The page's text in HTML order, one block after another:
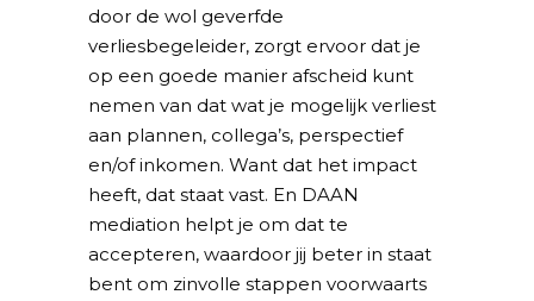
door de wol geverfde
verliesbegeleider, zorgt ervoor dat je
op een goede manier afscheid kunt
nemen van dat wat je mogelijk verliest
aan plannen, collega’s, perspectief
en/of inkomen. Want dat het impact
heeft, dat staat vast. En DAAN
mediation helpt je om dat te
accepteren, waardoor jij beter in staat
bent om zinvolle stappen voorwaarts